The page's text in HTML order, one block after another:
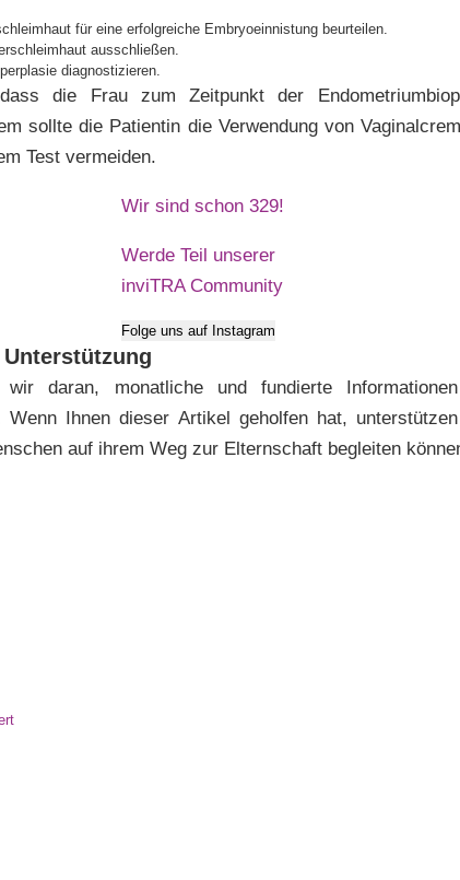
für eine erfolgreiche Embryoeinnistung beurteilen.
ausschließen.
diagnostizieren.
die Frau zum Zeitpunkt der
sollte die Patientin die Verwendung von
Test vermeiden.
Wir sind schon 329!
Werde Teil unserer
inviTRA Community
Folge uns auf Instagram
wir daran, monatliche und fundierte
Wenn Ihnen dieser Artikel geholfen hat,
auf ihrem Weg zur Elternschaft begleiten